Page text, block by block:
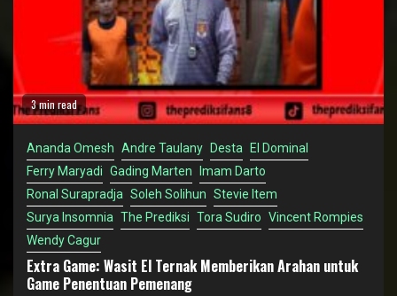
3 min read
Ananda Omesh Andre Taulany Desta El Dominal
Ferry Maryadi Gading Marten Imam Darto
Ronal Surapradja Soleh Solihun Stevie Item
Surya Insomnia The Prediksi Tora Sudiro Vincent Rompies
Wendy Cagur
Extra Game: Wasit El Ternak Memberikan Arahan untuk
Game Penentuan Pemenang